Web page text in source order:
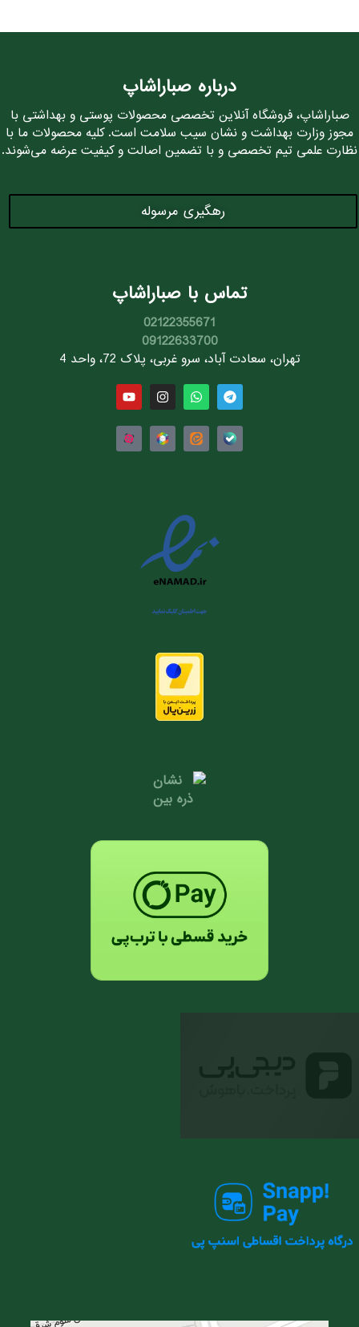
درباره صباراشاپ
صباراشاپ، فروشگاه آنلاین تخصصی محصولات پوستی و بهداشتی با
مجوز وزارت بهداشت و نشان سیب سلامت است. کلیه محصولات ما با
نظارت علمی تیم تخصصی و با تضمین اصالت و کیفیت عرضه می‌شوند.
رهگیری مرسوله
تماس با صباراشاپ
02122355671
09122633700
تهران، سعادت آباد، سرو غربی، پلاک 72، واحد 4